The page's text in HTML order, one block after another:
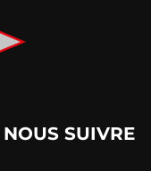
NOUS SUIVRE